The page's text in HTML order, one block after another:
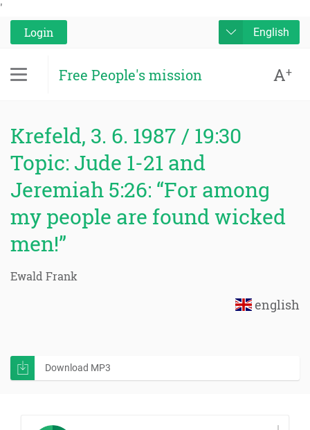
'
Login
English
Free People's mission A+
Krefeld, 3. 6. 1987 / 19:30
Topic: Jude 1-21 and
Jeremiah 5:26: “For among
my people are found wicked
men!”
Ewald Frank
english
Download MP3